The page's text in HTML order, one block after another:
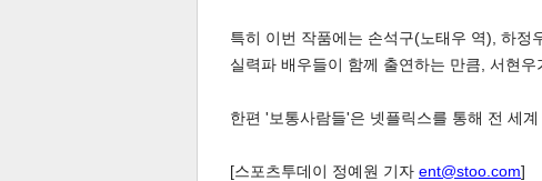
특히 이번 작품에는 손석구(노태우 역), 하
실력파 배우들이 함께 출연하는 만큼, 서현
한편 '보통사람들'은 넷플릭스를 통해 전 세
[스포츠투데이 정예원 기자 ent@stoo.com]